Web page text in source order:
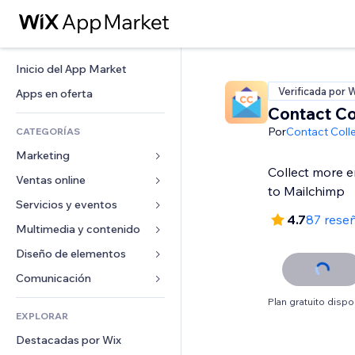
Inicio del App Market
Apps en oferta
CATEGORÍAS
Marketing
Anuncios
Móvil
Analíticas
Anuncios del sitio
Email
Ventas online
Apps para tiendas
Envíos y entregas
Botones de venta
Contabilidad
Cupones y fidelización
Servicios y eventos
Hoteles
Eventos
Restaurantes
Inmobiliarias
Reservas
Multimedia y contenido
Galerías
Música
Pódcast
Fotografía
Video
Diseño de elementos
Mapas y navegación
Privacidad y seguridad
Reloj
Plantillas para páginas
Formularios
Encuestas
EXPLORAR
Destacadas por Wix
Verificada por
Contact
PorContact
Collect more
to Mailchimp
4.787
Plan gratuito